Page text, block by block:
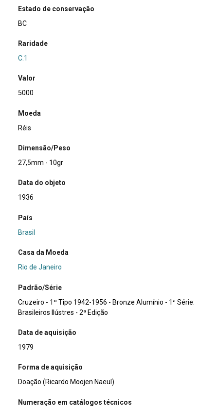
Estado de conservação
BC
Raridade
C.1
Valor
5000
Moeda
Réis
Dimensão/Peso
27,5mm - 10gr
Data do objeto
1936
País
Brasil
Casa da Moeda
Rio de Janeiro
Padrão/Série
Cruzeiro - 1º Tipo 1942-1956 - Bronze Alumínio - 1ª Série:
Brasileiros Ilústres - 2ª Edição
Data de aquisição
1979
Forma de aquisição
Doação (Ricardo Moojen Naeul)
Numeração em catálogos técnicos